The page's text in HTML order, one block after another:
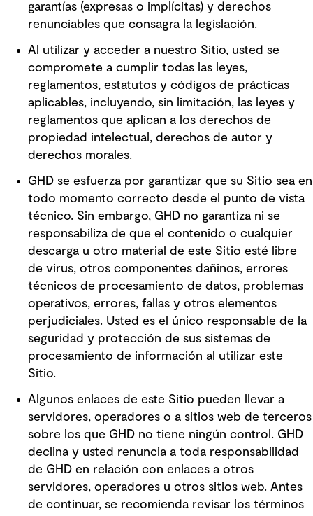
garantías (expresas o implícitas) y derechos
renunciables que consagra la legislación.
Al utilizar y acceder a nuestro Sitio, usted se
compromete a cumplir todas las leyes,
reglamentos, estatutos y códigos de prácticas
aplicables, incluyendo, sin limitación, las leyes y
reglamentos que aplican a los derechos de
propiedad intelectual, derechos de autor y
derechos morales.
GHD se esfuerza por garantizar que su Sitio sea en
todo momento correcto desde el punto de vista
técnico. Sin embargo, GHD no garantiza ni se
responsabiliza de que el contenido o cualquier
descarga u otro material de este Sitio esté libre
de virus, otros componentes dañinos, errores
técnicos de procesamiento de datos, problemas
operativos, errores, fallas y otros elementos
perjudiciales. Usted es el único responsable de la
seguridad y protección de sus sistemas de
procesamiento de información al utilizar este
Sitio.
Algunos enlaces de este Sitio pueden llevar a
servidores, operadores o a sitios web de terceros
sobre los que GHD no tiene ningún control. GHD
declina y usted renuncia a toda responsabilidad
de GHD en relación con enlaces a otros
servidores, operadores u otros sitios web. Antes
de continuar, se recomienda revisar los términos